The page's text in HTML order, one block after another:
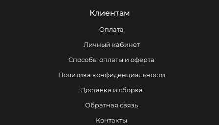
Клиентам
Оплата
Личный кабинет
Способы оплаты и оферта
Политика конфиденциальности
Доставка и сборка
Обратная связь
Контакты